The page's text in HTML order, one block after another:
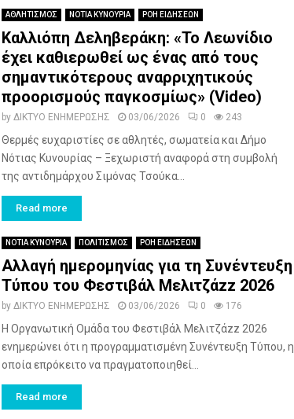
ΑΘΛΗΤΙΣΜΟΣ ΝΟΤΙΑ ΚΥΝΟΥΡΙΑ ΡΟΗ ΕΙΔΗΣΕΩΝ
Καλλιόπη Δεληβεράκη: «Το Λεωνίδιο
έχει καθιερωθεί ως ένας από τους
σημαντικότερους αναρριχητικούς
προορισμούς παγκοσμίως» (Video)
by ΔΙΚΤΥΟ ΕΝΗΜΕΡΩΣΗΣ 03/06/2026 0 243
Θερμές ευχαριστίες σε αθλητές, σωματεία και Δήμο
Νότιας Κυνουρίας – Ξεχωριστή αναφορά στη συμβολή
της αντιδημάρχου Σιμόνας Τσούκα...
Read more
ΝΟΤΙΑ ΚΥΝΟΥΡΙΑ ΠΟΛΙΤΙΣΜΟΣ ΡΟΗ ΕΙΔΗΣΕΩΝ
Αλλαγή ημερομηνίας για τη Συνέντευξη
Τύπου του Φεστιβάλ Μελιτζάzz 2026
by ΔΙΚΤΥΟ ΕΝΗΜΕΡΩΣΗΣ 03/06/2026 0 176
Η Οργανωτική Ομάδα του Φεστιβάλ Μελιτζάzz 2026
ενημερώνει ότι η προγραμματισμένη Συνέντευξη Τύπου, η
οποία επρόκειτο να πραγματοποιηθεί...
Read more